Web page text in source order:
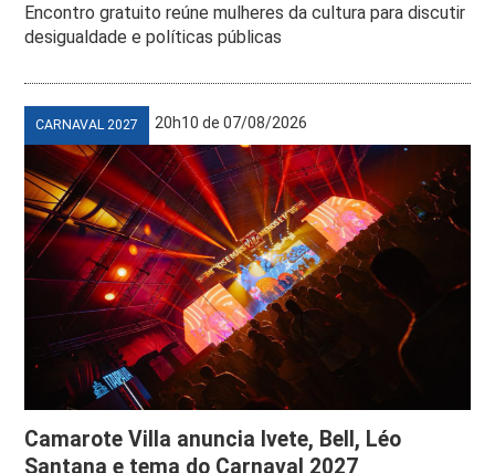
Encontro gratuito reúne mulheres da cultura para discutir
desigualdade e políticas públicas
CARNAVAL 2027 20h10 de 07/08/2026
Camarote Villa anuncia Ivete, Bell, Léo
Santana e tema do Carnaval 2027